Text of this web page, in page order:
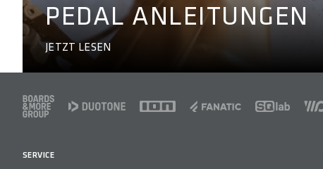
PEDAL ANLEITUNGEN
JETZT LESEN
FOOTER
SERVICE